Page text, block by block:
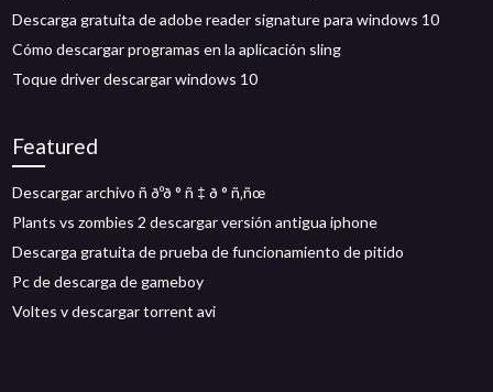
Descarga gratuita de adobe reader signature para windows 10
Cómo descargar programas en la aplicación sling
Toque driver descargar windows 10
Featured
Descargar archivo ñ ðºð ° ñ ‡ ð ° ñ‚ñœ
Plants vs zombies 2 descargar versión antigua iphone
Descarga gratuita de prueba de funcionamiento de pitido
Pc de descarga de gameboy
Voltes v descargar torrent avi